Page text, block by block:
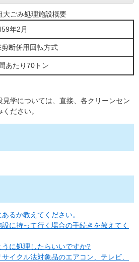
大ごみ処理施設概要
年2月
剪断併用回転方式
あたり70トン
学については、直接、各クリーンセン
ださい。
るか教えてください。
に持って行く場合の手続きを教えてく
に処理したらいいですか?
イクル法対象品のエアコン、テレビ、